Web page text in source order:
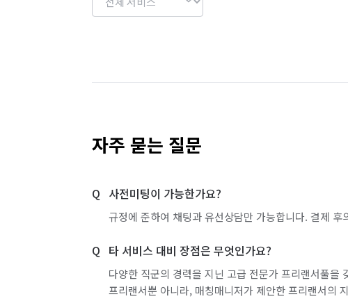
자주 묻는 질문
사전미팅이 가능한가요?
규정에 준하여 채팅과 유선상담만 가능합니다. 결제 후
타 서비스 대비 장점은 무엇인가요?
다양한 직군의 경력을 지닌 고급 전문가 프리랜서풀을
프리랜서뿐 아니라, 매칭매니저가 제안한 프리랜서의